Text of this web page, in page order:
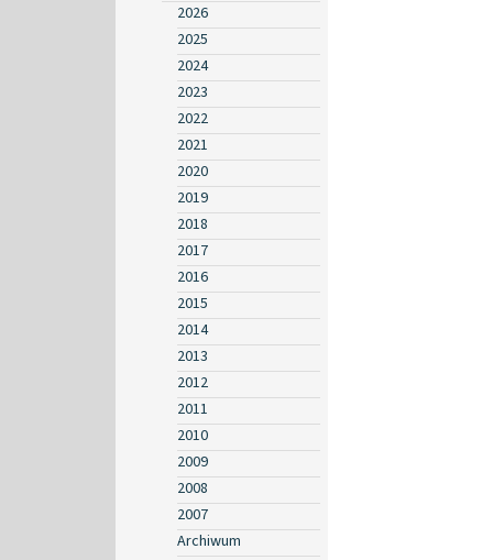
2026
2025
2024
2023
2022
2021
2020
2019
2018
2017
2016
2015
2014
2013
2012
2011
2010
2009
2008
2007
Archiwum